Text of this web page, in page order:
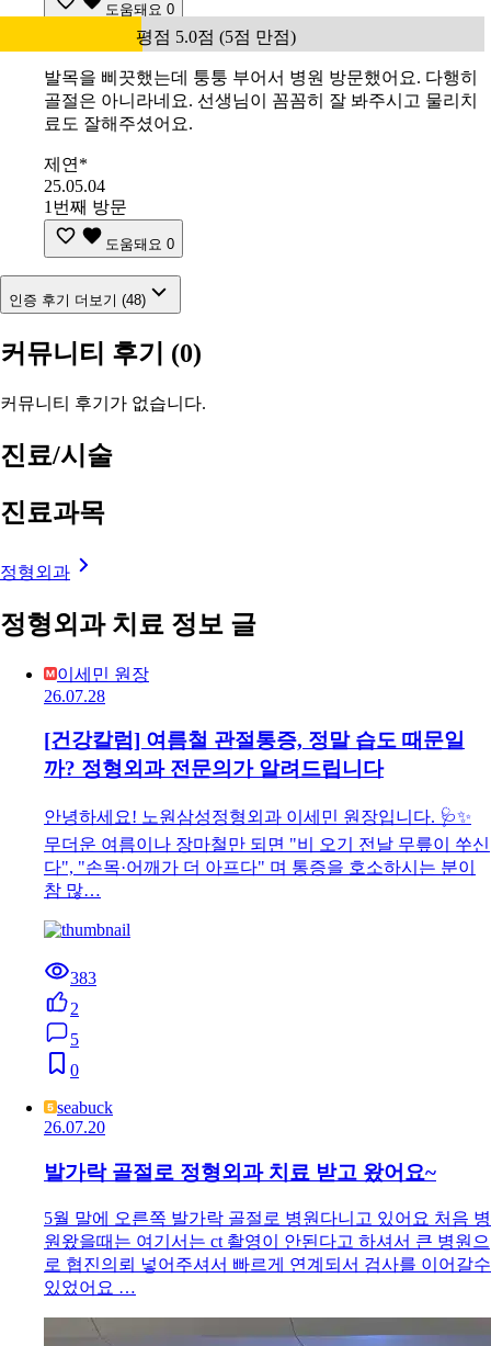
도움돼요 0
평점 5.0점 (5점 만점)
발목을 삐끗했는데 퉁퉁 부어서 병원 방문했어요. 다행히
골절은 아니라네요. 선생님이 꼼꼼히 잘 봐주시고 물리치
료도 잘해주셨어요.
제연*
25.05.04
1번째 방문
도움돼요 0
인증 후기 더보기 (48)
커뮤니티 후기 (0)
커뮤니티 후기가 없습니다.
진료/시술
진료과목
정형외과
정형외과 치료 정보 글
이세민 원장
26.07.28
[건강칼럼] 여름철 관절통증, 정말 습도 때문일
까? 정형외과 전문의가 알려드립니다
안녕하세요! 노원삼성정형외과 이세민 원장입니다. 🩺✨
무더운 여름이나 장마철만 되면 "비 오기 전날 무릎이 쑤신
다", "손목·어깨가 더 아프다" 며 통증을 호소하시는 분이
참 많…
383
2
5
0
seabuck
26.07.20
발가락 골절로 정형외과 치료 받고 왔어요~
5월 말에 오른쪽 발가락 골절로 병원다니고 있어요 처음 병
원왔을때는 여기서는 ct 촬영이 안된다고 하셔서 큰 병원으
로 협진의뢰 넣어주셔서 빠르게 연계되서 검사를 이어갈수
있었어요 …